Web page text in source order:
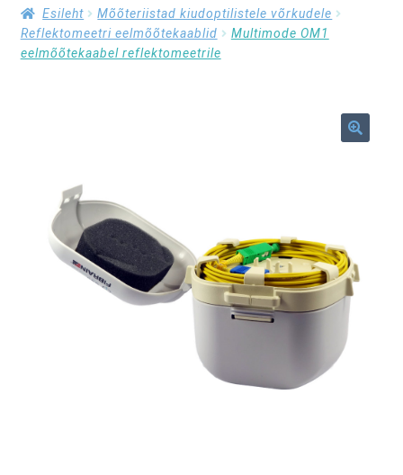
Esileht
Minu konto
Müügitingimused
Esileht
Mõõteriistad kiudoptilistele võrkudele
Reflektomeetri eelmõõtekaablid
Multimode OM1
eelmõõtekaabel reflektomeetrile